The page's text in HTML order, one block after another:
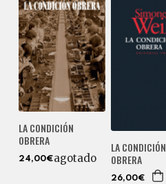
LA CONDICIÓN
OBRERA
24,00€agotado
LA CONDICIÓN
OBRERA
26,00€